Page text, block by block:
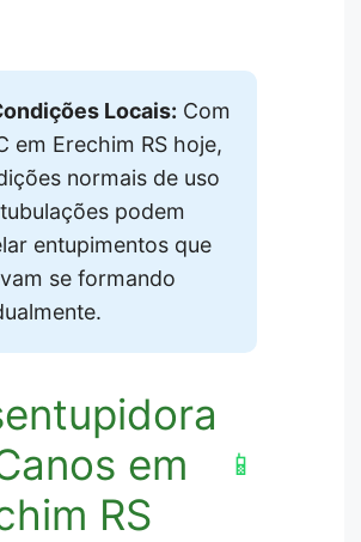
Locais: Com
em Erechim RS hoje,
normais de uso
podem
entupimentos que
se formando
em
RS
📱